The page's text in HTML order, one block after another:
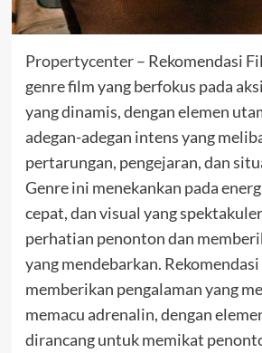
Propertycenter– Rekomendasi
genre film yang berfokus pada
yang dinamis, dengan elemen
adegan-adegan intens yang
pertarungan, pengejaran, dan
Genre ini menekankan pada
cepat, dan visual yang
perhatian penonton dan
yang mendebarkan.
memberikan pengalaman yang
memacu adrenalin, dengan
dirancang untuk memikat